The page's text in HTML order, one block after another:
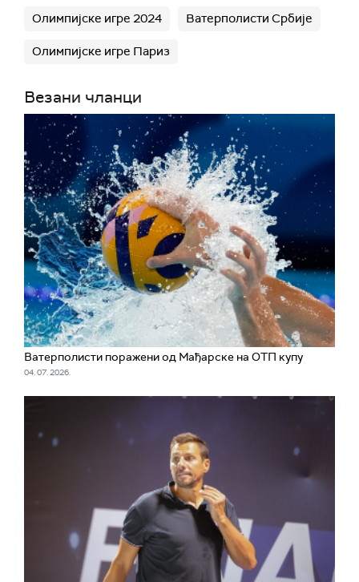
Олимпијске игре 2024 Ватерполисти Србије
Олимпијске игре Париз
Везани чланци
Ватерполисти поражени од Мађарске на ОТП купу
04. 07. 2026.